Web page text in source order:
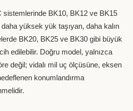
BK10, BK12 ve BK15
daha yüksek yük taşıyan, daha kalın
BK20, BK25 ve BK30 gibi büyük
edilebilir. Doğru model, yalnızca
değil; vidalı mil uç ölçüsüne, eksen
konumlandırma